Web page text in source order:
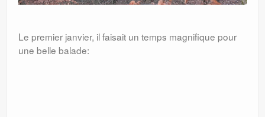
Le premier janvier, il faisait un temps magnifique pour
une belle balade: